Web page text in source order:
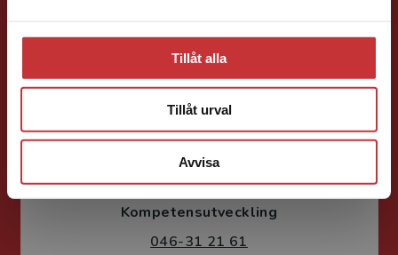
Tillåt alla
Tillåt urval
Avvisa
Susanne Borg-Törn
Förlagskoordinator Kurslitteratur och
Kompetensutveckling
046-31 21 61